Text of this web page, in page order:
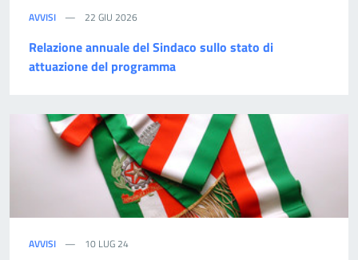
AVVISI 22 GIU 2026
Relazione annuale del Sindaco sullo stato di
attuazione del programma
AVVISI 10 LUG 24